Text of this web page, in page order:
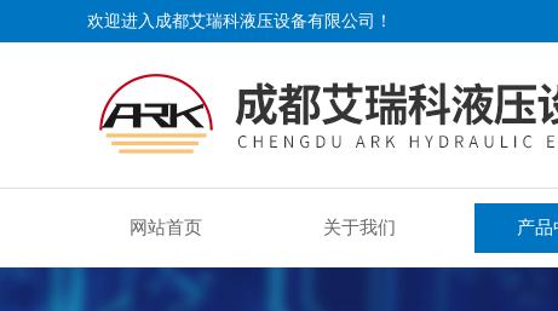
欢迎进入成都艾瑞科液压设备有限公司！
网站首页 关于我们 产品